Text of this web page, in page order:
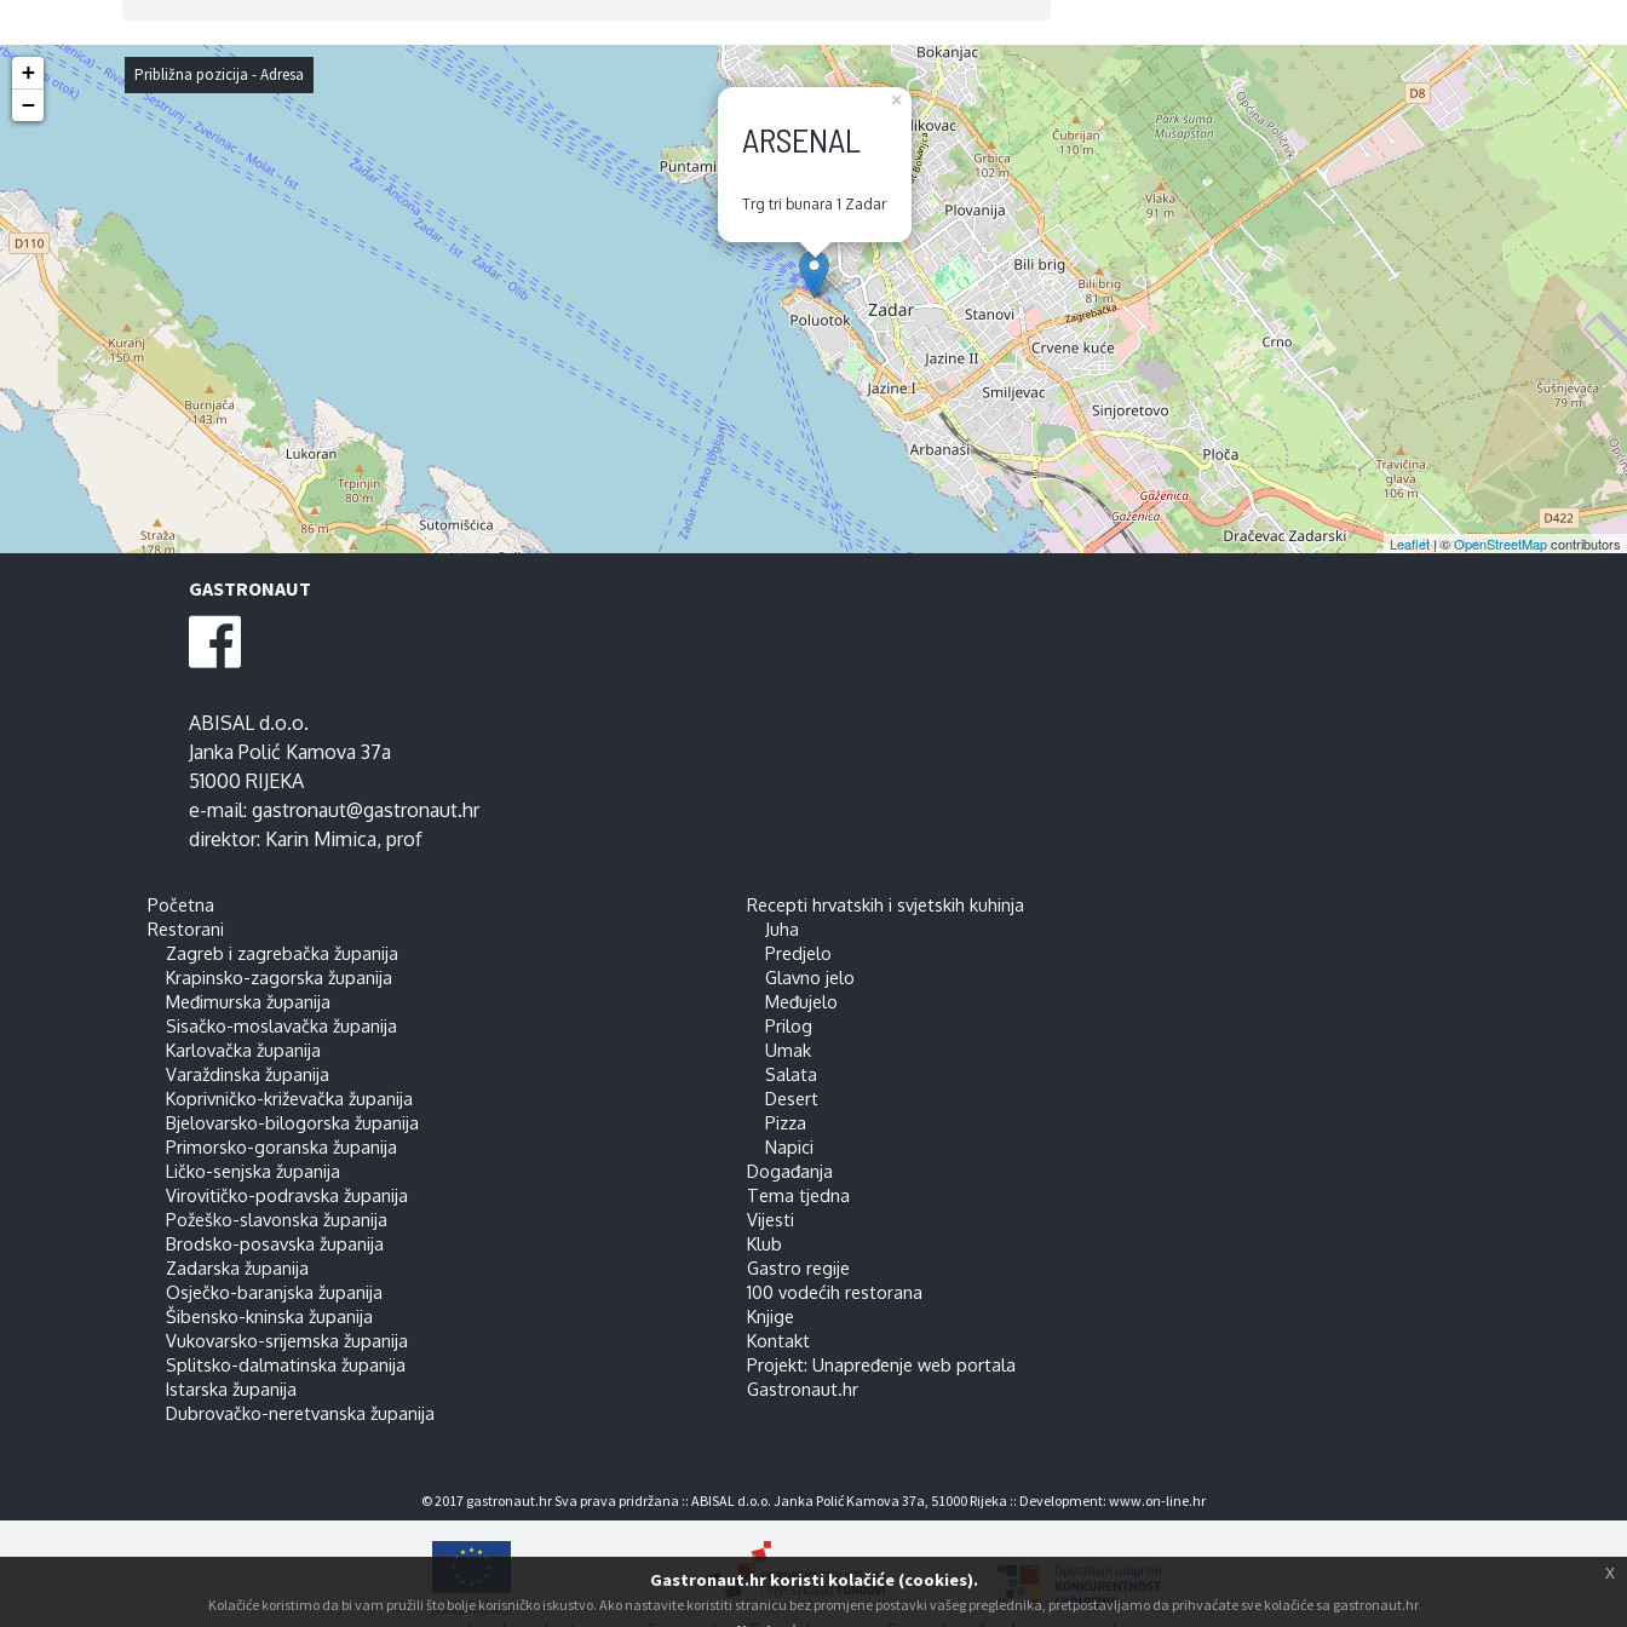
ARSENAL
Trg tri bunara 1 Zadar
×
+
−
Leaflet| ©OpenStreetMapcontributors
Približna pozicija - Adresa
GASTRONAUT
ABISAL d.o.o.
Janka Polić Kamova 37a
51000 RIJEKA
e-mail: gastronaut@gastronaut.hr
direktor: Karin Mimica, prof
Početna
Restorani
Zagreb i zagrebačka županija
Krapinsko-zagorska županija
Međimurska županija
Sisačko-moslavačka županija
Karlovačka županija
Varaždinska županija
Koprivničko-križevačka županija
Bjelovarsko-bilogorska županija
Primorsko-goranska županija
Ličko-senjska županija
Virovitičko-podravska županija
Požeško-slavonska županija
Brodsko-posavska županija
Zadarska županija
Osječko-baranjska županija
Šibensko-kninska županija
Vukovarsko-srijemska županija
Splitsko-dalmatinska županija
Istarska županija
Dubrovačko-neretvanska županija
Recepti hrvatskih i svjetskih kuhinja
Juha
Predjelo
Glavno jelo
Međujelo
Prilog
Umak
Salata
Desert
Pizza
Napici
Događanja
Tema tjedna
Vijesti
Klub
Gastro regije
100 vodećih restorana
Knjige
Kontakt
Projekt: Unapređenje web portala
Gastronaut.hr
© 2017 gastronaut.hr Sva prava pridržana :: ABISAL d.o.o. Janka Polić Kamova 37a, 51000 Rijeka :: Development: www.on-line.hr
Gastronaut.hr koristi kolačiće (cookies).
Kolačiće koristimo da bi vam pružili što bolje korisničko iskustvo. Ako nastavite koristiti stranicu bez promjene postavki vašeg preglednika, pretpostavljamo da prihvaćate sve kolačiće sa gastronaut.hr
x